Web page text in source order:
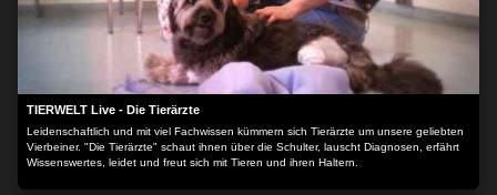
TIERWELT Live - Die Tierärzte
Leidenschaftlich und mit viel Fachwissen kümmern sich Tierärzte um unsere geliebten
Vierbeiner. "Die Tierärzte" schaut ihnen über die Schulter, lauscht Diagnosen, erfährt
Wissenswertes, leidet und freut sich mit Tieren und ihren Haltern.